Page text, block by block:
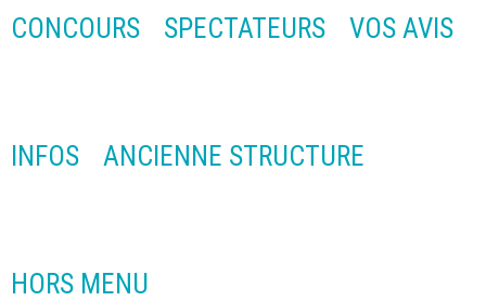
CONCOURS SPECTATEURS VOS AVIS
INFOS ANCIENNE STRUCTURE
HORS MENU